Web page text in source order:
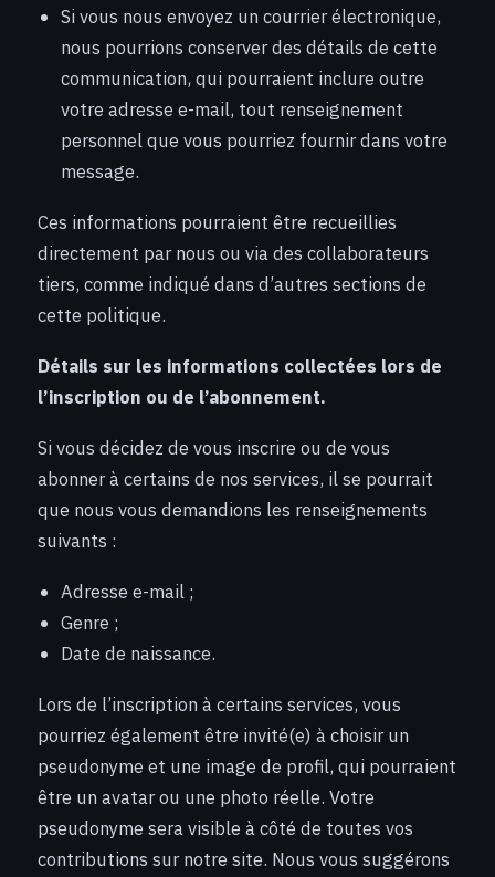
Si vous nous envoyez un courrier électronique,
nous pourrions conserver des détails de cette
communication, qui pourraient inclure outre
votre adresse e-mail, tout renseignement
personnel que vous pourriez fournir dans votre
message.
Ces informations pourraient être recueillies
directement par nous ou via des collaborateurs
tiers, comme indiqué dans d’autres sections de
cette politique.
Détails sur les informations collectées lors de
l’inscription ou de l’abonnement.
Si vous décidez de vous inscrire ou de vous
abonner à certains de nos services, il se pourrait
que nous vous demandions les renseignements
suivants :
Adresse e-mail ;
Genre ;
Date de naissance.
Lors de l’inscription à certains services, vous
pourriez également être invité(e) à choisir un
pseudonyme et une image de profil, qui pourraient
être un avatar ou une photo réelle. Votre
pseudonyme sera visible à côté de toutes vos
contributions sur notre site. Nous vous suggérons